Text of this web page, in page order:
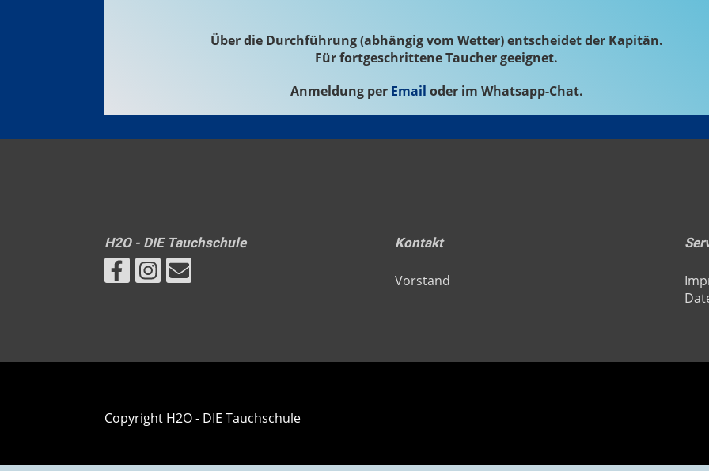
Über die Durchführung (abhängig vom Wetter) entscheidet der Kapitän.
Für fortgeschrittene Taucher geeignet.
Anmeldung per Email oder im Whatsapp-Chat.
H2O - DIE Tauchschule Kontakt
Vorstand
Copyright H2O - DIE Tauchschule